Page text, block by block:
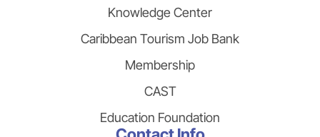
Knowledge Center
Caribbean Tourism Job Bank
Membership
CAST
Education Foundation